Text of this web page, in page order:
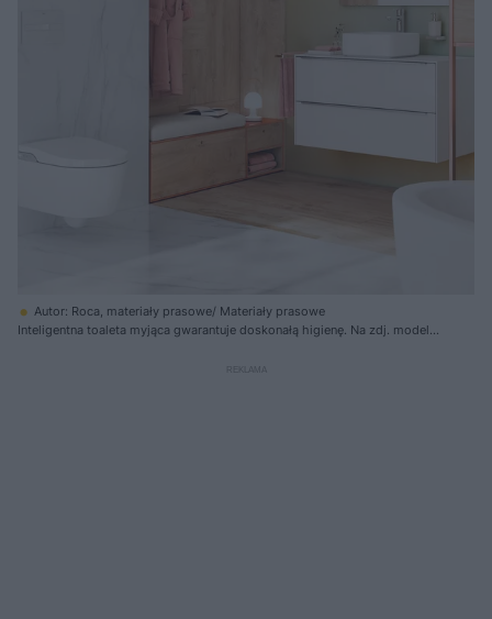
Autor: Roca, materiały prasowe/ Materiały prasowe
Inteligentna toaleta myjąca gwarantuje doskonałą higienę. Na zdj. model